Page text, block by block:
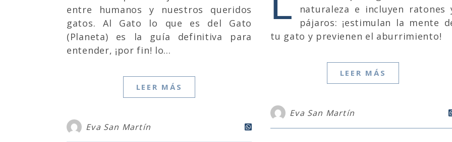
entre humanos y nuestros queridos
gatos. Al Gato lo que es del Gato
(Planeta) es la guía definitiva para
entender, ¡por fin! lo…
LEER MÁS
Eva San Martín
naturaleza e incluyen ratones
pájaros: ¡estimulan la mente
tu gato y previenen el aburrimiento!
LEER MÁS
Eva San Martín